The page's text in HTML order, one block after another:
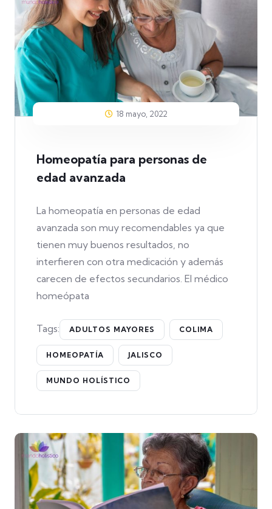
18 mayo, 2022
Homeopatía para personas de
edad avanzada
La homeopatía en personas de edad
avanzada son muy recomendables ya que
tienen muy buenos resultados, no
interfieren con otra medicación y además
carecen de efectos secundarios. El médico
homeópata
Tags: ADULTOS MAYORES COLIMA
HOMEOPATÍA JALISCO
MUNDO HOLÍSTICO